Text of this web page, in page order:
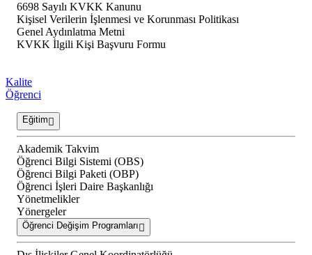
6698 Sayılı KVKK Kanunu
Kişisel Verilerin İşlenmesi ve Korunması Politikası
Genel Aydınlatma Metni
KVKK İlgili Kişi Başvuru Formu
Kalite
Öğrenci
Eğitim
Akademik Takvim
Öğrenci Bilgi Sistemi (OBS)
Öğrenci Bilgi Paketi (OBP)
Öğrenci İşleri Daire Başkanlığı
Yönetmelikler
Yönergeler
Öğrenci Değişim Programları